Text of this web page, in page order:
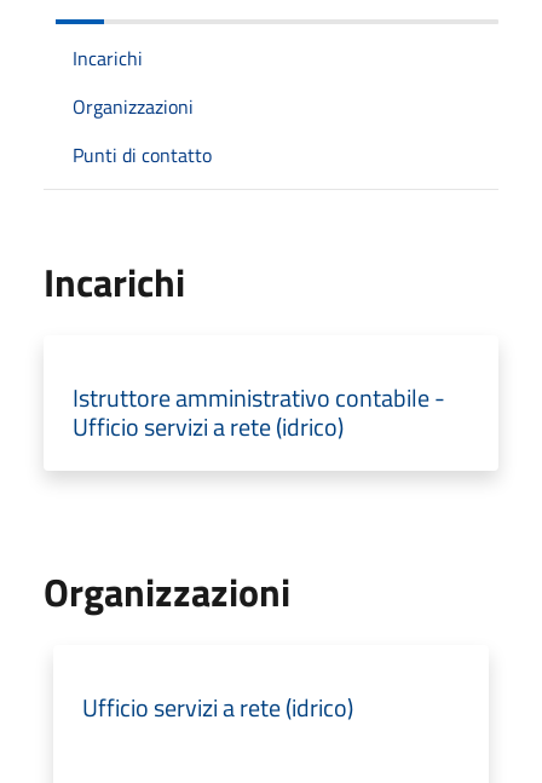
Incarichi
Organizzazioni
Punti di contatto
Incarichi
Istruttore amministrativo contabile -
Ufficio servizi a rete (idrico)
Organizzazioni
Ufficio servizi a rete (idrico)